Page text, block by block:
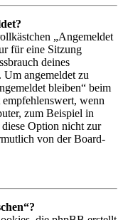
„Angemeldet
für eine Sitzung
deines
angemeldet zu
bleiben“ beim
wenn
zum Beispiel in
Option nicht zur
von der Board-